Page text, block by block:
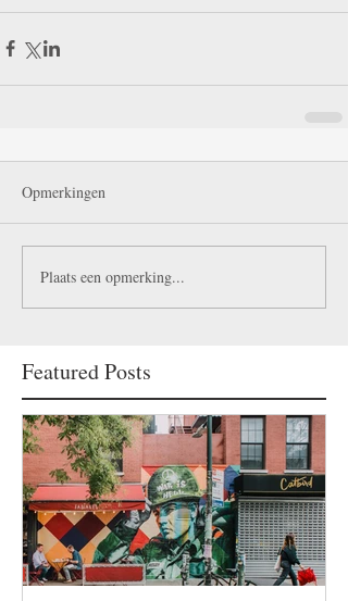
Opmerkingen
Plaats een opmerking...
Featured Posts